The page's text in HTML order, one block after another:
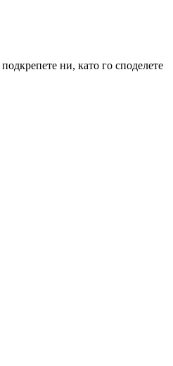
ни, като го споделете